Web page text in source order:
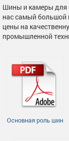
Шины и камеры для
нас самый большой
цены на
промышленной
Основная роль шин